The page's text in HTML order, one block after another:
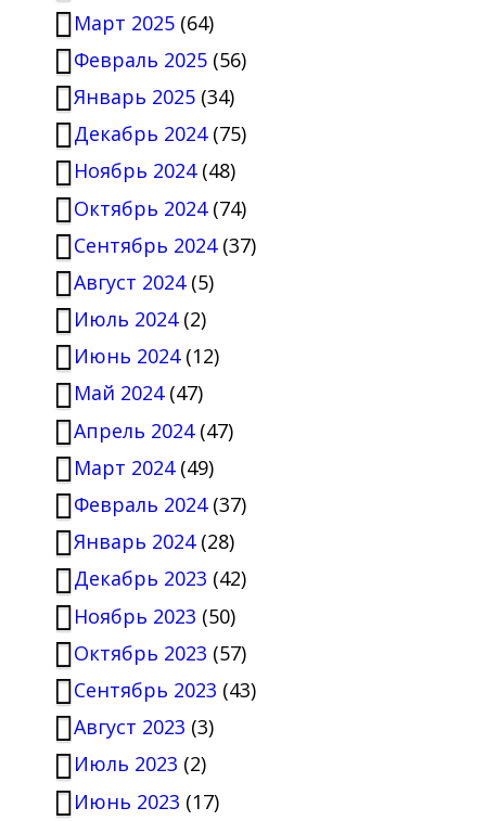
Март 2025(64)
Февраль 2025(56)
Январь 2025(34)
Декабрь 2024(75)
Ноябрь 2024(48)
Октябрь 2024(74)
Сентябрь 2024(37)
Август 2024(5)
Июль 2024(2)
Июнь 2024(12)
Май 2024(47)
Апрель 2024(47)
Март 2024(49)
Февраль 2024(37)
Январь 2024(28)
Декабрь 2023 (42)
Ноябрь 2023 (50)
Октябрь 2023 (57)
Сентябрь 2023 (43)
Август 2023 (3)
Июль 2023 (2)
Июнь 2023 (17)